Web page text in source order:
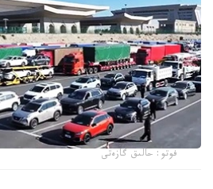
فوتو: حالىق گازەتى